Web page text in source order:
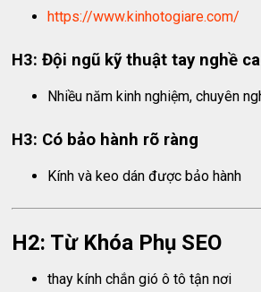
https://www.kinhotogiare.com/
H3: Đội ngũ kỹ thuật tay nghề
Nhiều năm kinh nghiệm, chuyên
H3: Có bảo hành rõ ràng
Kính và keo dán được bảo hành
H2: Từ Khóa Phụ SEO
thay kính chắn gió ô tô tận nơi